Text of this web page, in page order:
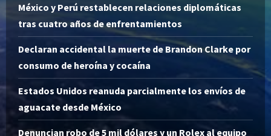
México y Perú restablecen relaciones diplomáticas
tras cuatro años de enfrentamientos
Declaran accidental la muerte de Brandon Clarke por
consumo de heroína y cocaína
Estados Unidos reanuda parcialmente los envíos de
aguacate desde México
Denuncian robo de 5 mil dólares y un Rolex al equipo